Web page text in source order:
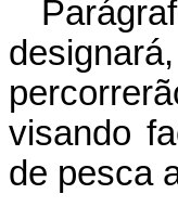
visando
de pesca